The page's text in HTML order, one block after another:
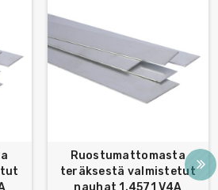
Ruostumattomasta
teräksestä valmistetut